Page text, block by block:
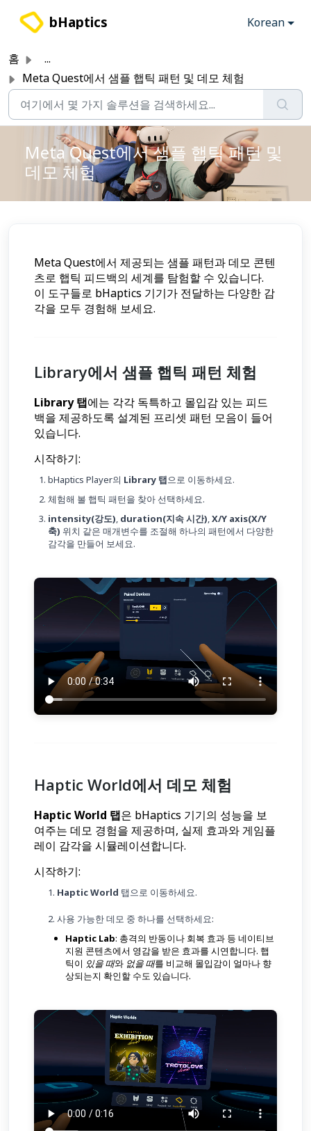
bHaptics Korean
홈
...
Meta Quest에서 샘플 햅틱 패턴 및 데모 체험
Meta Quest에서 샘플 햅틱 패턴 및
데모 체험
Meta Quest에서 제공되는 샘플 패턴과 데모 콘텐
츠로 햅틱 피드백의 세계를 탐험할 수 있습니다.
이 도구들로 bHaptics 기기가 전달하는 다양한 감
각을 모두 경험해 보세요.
Library에서 샘플 햅틱 패턴 체험
Library 탭에는 각각 독특하고 몰입감 있는 피드
백을 제공하도록 설계된 프리셋 패턴 모음이 들어
있습니다.
시작하기:
bHaptics Player의 Library 탭으로 이동하세요.
체험해 볼 햅틱 패턴을 찾아 선택하세요.
intensity(강도), duration(지속 시간),X/Y axis(X/Y
축) 위치 같은 매개변수를 조절해 하나의 패턴에서 다양한
감각을 만들어 보세요.
Haptic World에서 데모 체험
Haptic World 탭은 bHaptics 기기의 성능을 보
여주는 데모 경험을 제공하며, 실제 효과와 게임플
레이 감각을 시뮬레이션합니다.
시작하기:
1. Haptic World 탭으로 이동하세요.
2. 사용 가능한 데모 중 하나를 선택하세요:
Haptic Lab: 총격의 반동이나 회복 효과 등 네이티브
지원 콘텐츠에서 영감을 받은 효과를 시연합니다. 햅
틱이 있을 때와 없을 때를 비교해 몰입감이 얼마나 향
상되는지 확인할 수도 있습니다.